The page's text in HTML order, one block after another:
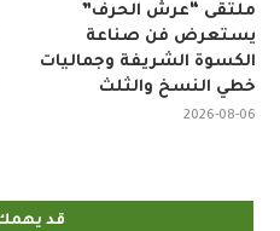
ملتقى “عرش الحرف”
يستعرض فن صناعة
الكسوة الشريفة وجماليات
خطي النسخ والثلث
2026-08-06
قد